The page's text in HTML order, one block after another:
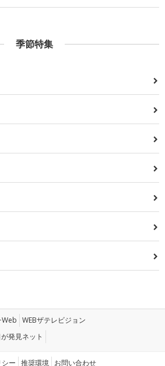
季節特集
Web WEBザテレビジョン
発見ネット
ー 推奨環境 お問い合わせ